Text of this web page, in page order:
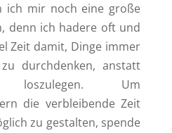
ich mir noch eine große
denn ich hadere oft und
Zeit damit, Dinge immer
durchdenken, anstatt
Um
die verbleibende Zeit
zu gestalten, spende